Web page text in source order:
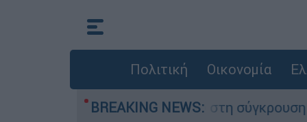
Πολιτική Οικονομία
BREAKING NEWS:
τη ζωή του στη σύγκρουση ελικοπτέρων